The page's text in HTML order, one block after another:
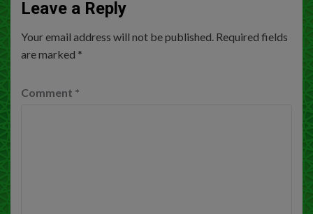
Leave a Reply
Your email address will not be published. Required fields
are marked *
Comment *